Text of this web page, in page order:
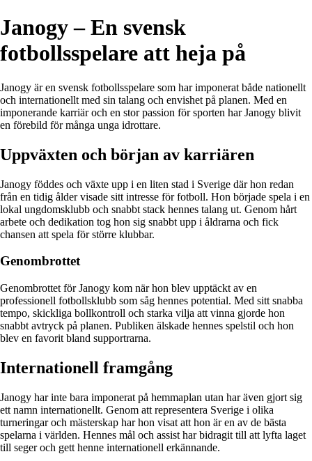
Janogy – En svensk
fotbollsspelare att heja på
Janogy är en svensk fotbollsspelare som har imponerat både nationellt
och internationellt med sin talang och envishet på planen. Med en
imponerande karriär och en stor passion för sporten har Janogy blivit
en förebild för många unga idrottare.
Uppväxten och början av karriären
Janogy föddes och växte upp i en liten stad i Sverige där hon redan
från en tidig ålder visade sitt intresse för fotboll. Hon började spela i en
lokal ungdomsklubb och snabbt stack hennes talang ut. Genom hårt
arbete och dedikation tog hon sig snabbt upp i åldrarna och fick
chansen att spela för större klubbar.
Genombrottet
Genombrottet för Janogy kom när hon blev upptäckt av en
professionell fotbollsklubb som såg hennes potential. Med sitt snabba
tempo, skickliga bollkontroll och starka vilja att vinna gjorde hon
snabbt avtryck på planen. Publiken älskade hennes spelstil och hon
blev en favorit bland supportrarna.
Internationell framgång
Janogy har inte bara imponerat på hemmaplan utan har även gjort sig
ett namn internationellt. Genom att representera Sverige i olika
turneringar och mästerskap har hon visat att hon är en av de bästa
spelarna i världen. Hennes mål och assist har bidragit till att lyfta laget
till seger och gett henne internationell erkännande.